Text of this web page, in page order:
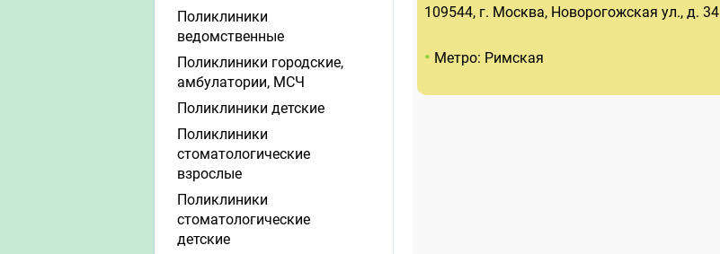
109544, г. Москва, Новорогожская ул., д. 34
• Метро: Римская
Поликлиники
ведомственные
Поликлиники городские,
амбулатории, МСЧ
Поликлиники детские
Поликлиники
стоматологические
взрослые
Поликлиники
стоматологические
детские